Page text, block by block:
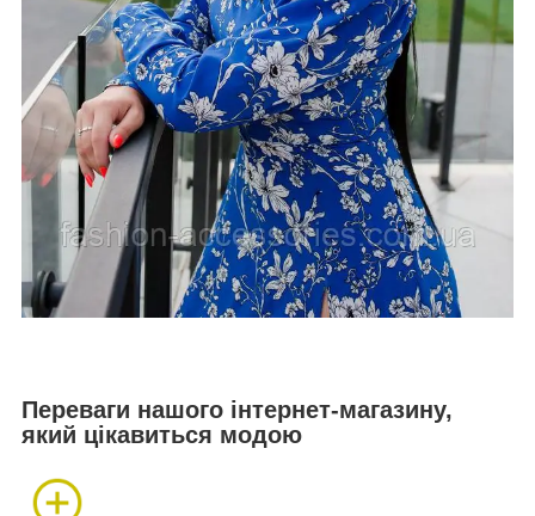
Переваги нашого інтернет-магазину,
який цікавиться модою